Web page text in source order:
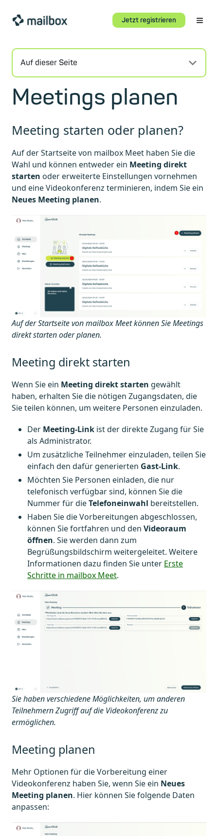
Jetzt registrieren
Auf dieser Seite
Meetings planen
Meeting starten oder planen?
Auf der Startseite von mailbox Meet haben Sie die
Wahl und können entweder ein Meeting direkt
starten oder erweiterte Einstellungen vornehmen
und eine Videokonferenz terminieren, indem Sie ein
Neues Meeting planen.
Auf der Startseite von mailbox Meet können Sie Meetings
direkt starten oder planen.
Meeting direkt starten
Wenn Sie ein Meeting direkt starten gewählt
haben, erhalten Sie die nötigen Zugangsdaten, die
Sie teilen können, um weitere Personen einzuladen.
Der Meeting-Link ist der direkte Zugang für Sie
als Administrator.
Um zusätzliche Teilnehmer einzuladen, teilen Sie
einfach den dafür generierten Gast-Link.
Möchten Sie Personen einladen, die nur
telefonisch verfügbar sind, können Sie die
Nummer für dieTelefoneinwahl bereitstellen.
Haben Sie die Vorbereitungen abgeschlossen,
können Sie fortfahren und den Videoraum
öffnen. Sie werden dann zum
Begrüßungsbildschirm weitergeleitet. Weitere
Informationen dazu finden Sie unter Erste
Schritte in mailbox Meet.
Sie haben verschiedene Möglichkeiten, um anderen
Teilnehmern Zugriff auf die Videokonferenz zu
ermöglichen.
Meeting planen
Mehr Optionen für die Vorbereitung einer
Videokonferenz haben Sie, wenn Sie ein Neues
Meeting planen. Hier können Sie folgende Daten
anpassen: